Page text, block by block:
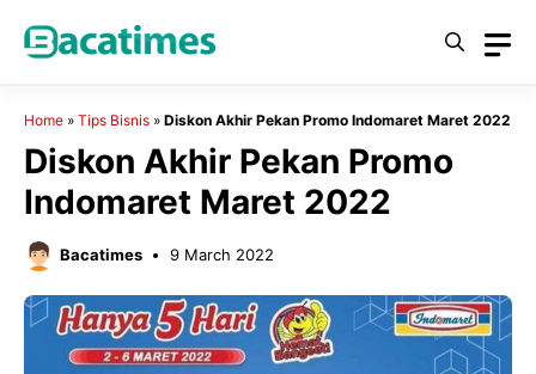
Home » Tips Bisnis » Diskon Akhir Pekan Promo Indomaret Maret 2022
Diskon Akhir Pekan Promo
Indomaret Maret 2022
Bacatimes 9 March 2022